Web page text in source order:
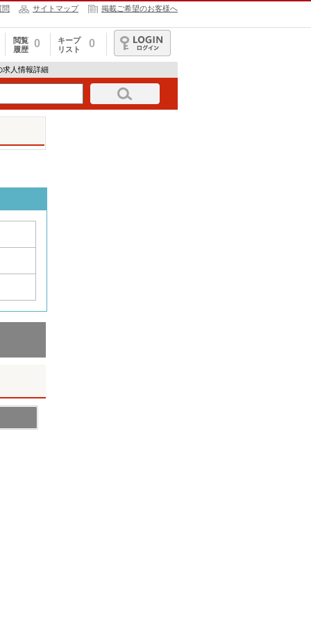
問 サイトマップ 掲載ご希望のお客様へ
閲覧
履歴
0
キープ
リスト
0
ログイン
求人情報詳細